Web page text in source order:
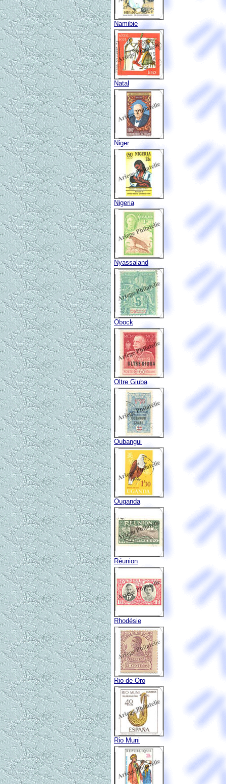
Namibie
Natal
Niger
Nigeria
Nyassaland
Obock
Oltre Giuba
Oubangui
Ouganda
Réunion
Rhodésie
Rio de Oro
Rio Muni